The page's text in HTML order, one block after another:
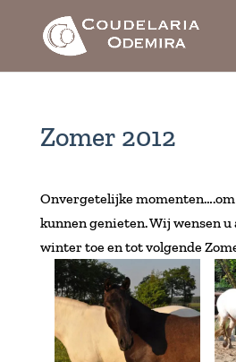
Zomer 2012
Onvergetelijke
kunnen genieten. Wij wensen u
winter toe en tot volgende